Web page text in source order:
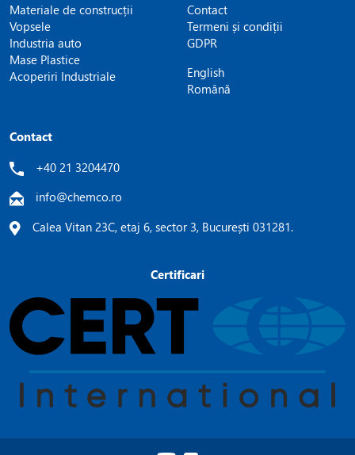
Materiale de construcții
Vopsele
Industria auto
Mase Plastice
Acoperiri Industriale
Contact
Termeni și condiții
GDPR
English
Română
Contact
+40 21 3204470
info@chemco.ro
Calea Vitan 23C, etaj 6, sector 3, București 031281.
Certificari